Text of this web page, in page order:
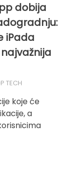
dobija
iPada
TECH
koje će
a